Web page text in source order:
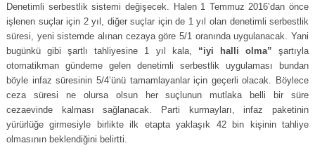
Denetimli serbestlik sistemi değişecek. Halen 1 Temmuz 2016’dan önce
işlenen suçlar için 2 yıl, diğer suçlar için de 1 yıl olan denetimli serbestlik
süresi, yeni sistemde alınan cezaya göre 5/1 oranında uygulanacak. Yani
bugünkü gibi şartlı tahliyesine 1 yıl kala, “iyi halli olma” şartıyla
otomatikman gündeme gelen denetimli serbestlik uygulaması bundan
böyle infaz süresinin 5/4’ünü tamamlayanlar için geçerli olacak. Böylece
ceza süresi ne olursa olsun her suçlunun mutlaka belli bir süre
cezaevinde kalması sağlanacak. Parti kurmayları, infaz paketinin
yürürlüğe girmesiyle birlikte ilk etapta yaklaşık 42 bin kişinin tahliye
olmasının beklendiğini belirtti.